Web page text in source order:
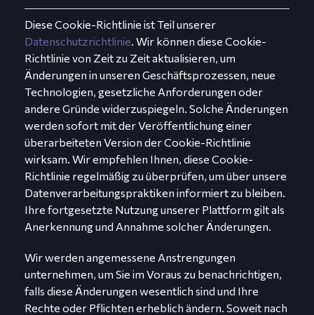
Diese Cookie-Richtlinie ist Teil unserer
Datenschutzrichtlinie. Wir können diese Cookie-
Richtlinie von Zeit zu Zeit aktualisieren, um
Änderungen in unseren Geschäftsprozessen, neue
Technologien, gesetzliche Anforderungen oder
andere Gründe widerzuspiegeln. Solche Änderungen
werden sofort mit der Veröffentlichung einer
überarbeiteten Version der Cookie-Richtlinie
wirksam. Wir empfehlen Ihnen, diese Cookie-
Richtlinie regelmäßig zu überprüfen, um über unsere
Datenverarbeitungspraktiken informiert zu bleiben.
Ihre fortgesetzte Nutzung unserer Plattform gilt als
Anerkennung und Annahme solcher Änderungen.
Wir werden angemessene Anstrengungen
unternehmen, um Sie im Voraus zu benachrichtigen,
falls diese Änderungen wesentlich sind und Ihre
Rechte oder Pflichten erheblich ändern. Soweit nach